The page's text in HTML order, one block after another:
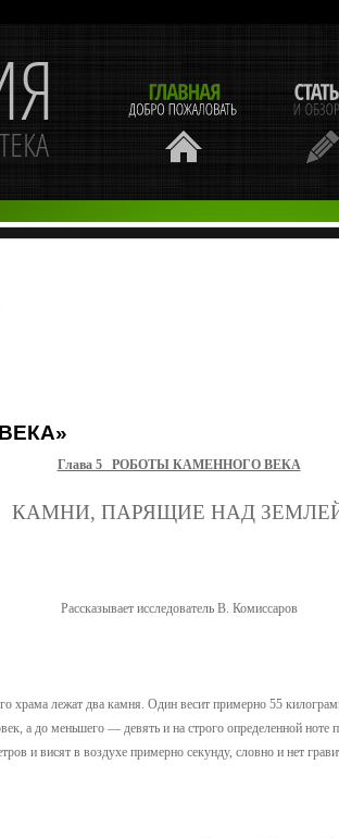
Глава 5 РОБОТЫ КАМЕННОГО ВЕКА
КАМНИ, ПАРЯЩИЕ НАД
Рассказывает исследователь В. Комиссаров
храма лежат два камня. Один весит примерно 55
а до меньшего — девять и на строго определенной
и висят в воздухе примерно секунду, словно и нет